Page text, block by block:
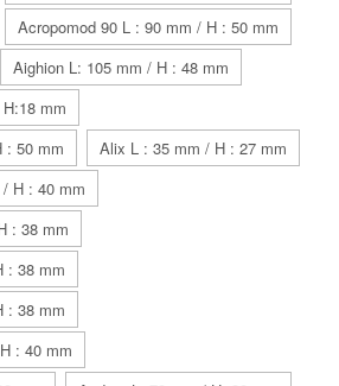
Acropomod 90 L : 90 mm / H : 50 mm
Aighion L: 105 mm / H : 48 mm
mm
: 50 mm
Alix L : 35 mm / H : 27 mm
H : 40 mm
: 38 mm
: 38 mm
: 38 mm
: 40 mm